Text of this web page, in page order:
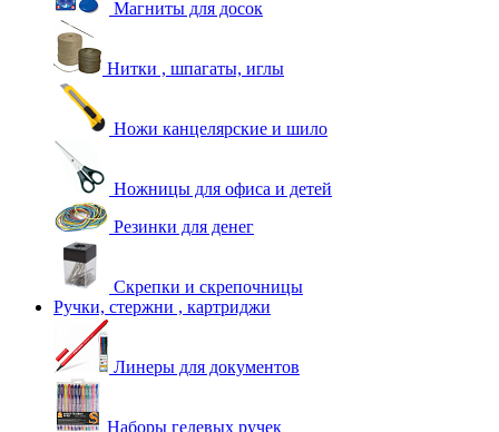
Магниты для досок
Нитки , шпагаты, иглы
Ножи канцелярские и шило
Ножницы для офиса и детей
Резинки для денег
Скрепки и скрепочницы
Ручки, стержни , картриджи
Линеры для документов
Наборы гелевых ручек